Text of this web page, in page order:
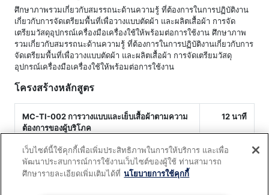
ศึกษาภาพรวมเกี่ยวกับสมรรถนะด้านความรู้ ที่ต้องการในการปฏิบัติงาน
เกี่ยวกับการจัดเตรียมพื้นที่เพื่อวางแบบตัดผ้า และผลิตเสื้อผ้า การจัด
เตรียมวัสดุอุปกรณ์เครื่องมือเครื่องใช้ให้พร้อมต่อการใช้งาน ศึกษาภาพ
รวมเกี่ยวกับสมรรถนะด้านความรู้ ที่ต้องการในการปฏิบัติงานเกี่ยวกับการ
จัดเตรียมพื้นที่เพื่อวางแบบตัดผ้า และผลิตเสื้อผ้า การจัดเตรียมวัสดุ
อุปกรณ์เครื่องมือเครื่องใช้ให้พร้อมต่อการใช้งาน
โครงสร้างหลักสูตร
MC-TI-002 การวางแบบและเย็บเสื้อผ้าตามความ
ต้องการของผู้บริโภค
12 นาที
LM-MC-TI-002 12 นาที
เว็บไซต์นี้ใช้คุกกี้เพื่อเพิ่มประสิทธิภาพในการให้บริการ และเพื่อ
พัฒนาประสบการณ์การใช้งานเว็บไซต์ของผู้ใช้ ท่านสามารถ
ศึกษารายละเอียดเพิ่มเติมได้ที่ นโยบายการใช้คุกกี้